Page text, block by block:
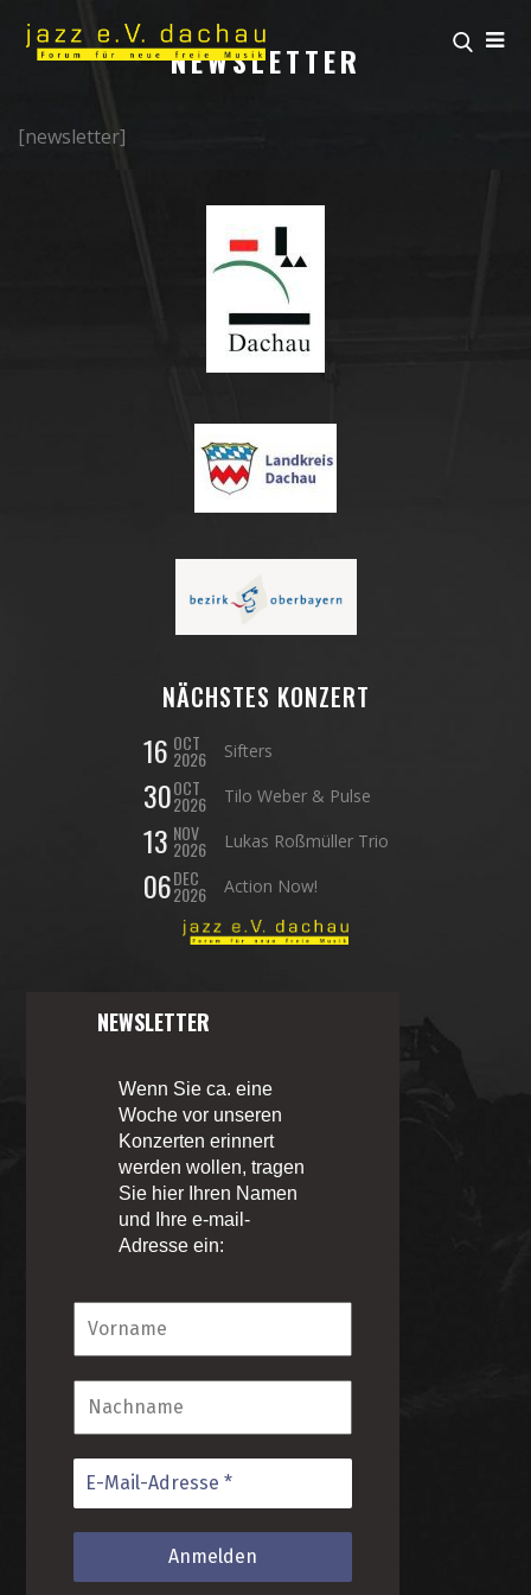
NEWSLETTER
[newsletter]
NÄCHSTES KONZERT
16 OCT
2026 Sifters
30OCT
2026 Tilo Weber & Pulse
13 NOV
2026 Lukas Roßmüller Trio
06DEC
2026 Action Now!
NEWSLETTER
Wenn Sie ca. eine
Woche vor unseren
Konzerten erinnert
werden wollen, tragen
Sie hier Ihren Namen
und Ihre e-mail-
Adresse ein: